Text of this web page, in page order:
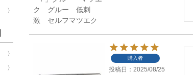
ク グルー 低刺
激 セルフマツエク
購入者
投稿日 2025/08/25